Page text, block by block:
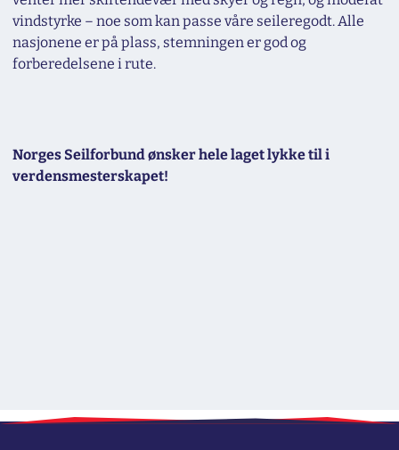
vindstyrke – noe som kan passe våre seileregodt. Alle
nasjonene er på plass, stemningen er god og
forberedelsene i rute.
Norges Seilforbund ønsker hele laget lykke til i
verdensmesterskapet!